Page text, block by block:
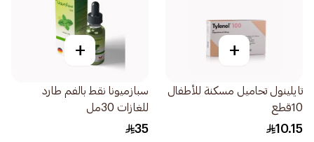
+
تايلينول تحاميل مسكنة للأطفال
10قطع
10.15
+
سبازميونا نقط بالفم طارد
للغازات 30مل
35